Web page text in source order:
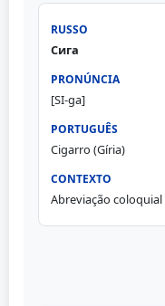
Сига
[SI-ga]
Cigarro (Gíria)
Abreviação